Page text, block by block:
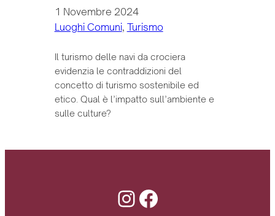
1 Novembre 2024
Luoghi Comuni, Turismo
Il turismo delle navi da crociera
evidenzia le contraddizioni del
concetto di turismo sostenibile ed
etico. Qual è l’impatto sull’ambiente e
sulle culture?
Instagram
Facebook